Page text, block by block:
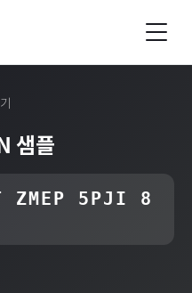
샘플
ZMEP 5PJI 8